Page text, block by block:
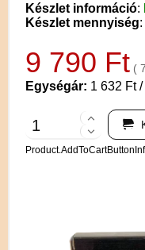
Készlet információ:
Készlet mennyiség
9 790 Ft (
Egységár: 1 632 Ft